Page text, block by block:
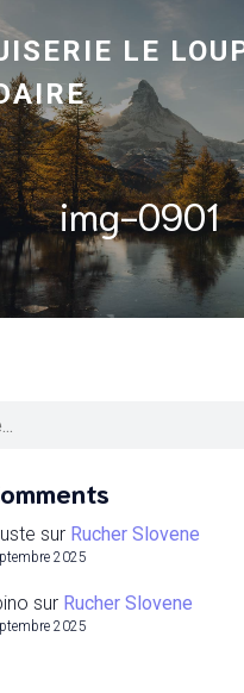
LE
img-0901
sur Rucher Slovene
2025
sur Rucher Slovene
2025